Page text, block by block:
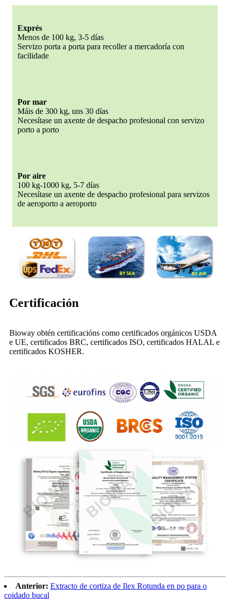
Exprés
Menos de 100 kg, 3-5 días
Servizo porta a porta para recoller a mercadoría con
facilidade
Por mar
Máis de 300 kg, uns 30 días
Necesítase un axente de despacho profesional con servizo
porto a porto
Por aire
100 kg-1000 kg, 5-7 días
Necesítase un axente de despacho profesional para servizos
de aeroporto a aeroporto
Certificación
Bioway obtén certificacións como certificados orgánicos USDA
e UE, certificados BRC, certificados ISO, certificados HALAL e
certificados KOSHER.
Anterior: Extracto de cortiza de Ilex Rotunda en po para o
coidado bucal